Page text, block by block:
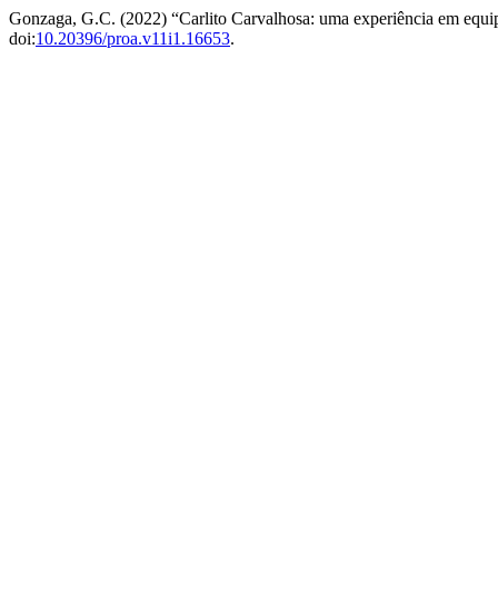
Gonzaga, G.C. (2022) “Carlito Carvalhosa: uma experiência em
doi:10.20396/proa.v11i1.16653.